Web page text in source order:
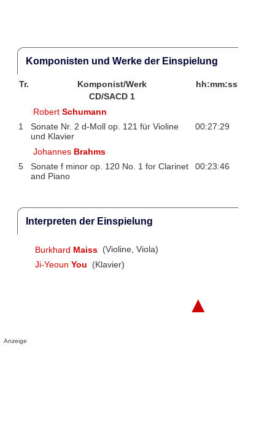
Komponisten und Werke der Einspielung
Tr. Komponist/Werk
hh:mm:ss
CD/SACD 1
RobertSchumann
1
Sonate Nr. 2 d-Moll op. 121 für Violine
und Klavier
00:27:29
Johannes Brahms
5
Sonate f minor op. 120 No. 1 for Clarinet
and Piano
00:23:46
Interpreten der Einspielung
Burkhard Maiss (Violine, Viola)
Ji-Yeoun You (Klavier)
▲
Anzeige